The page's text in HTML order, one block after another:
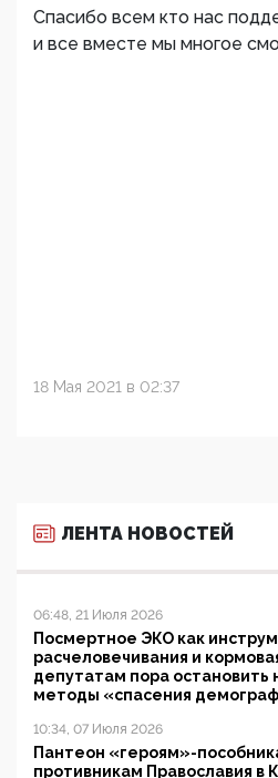
Спасибо всем кто нас
и все вместе мы многое
18 Мая 2021 в 02:37
ЛЕНТА НОВОСТЕЙ
06:48, 21 Июля 2026
Посмертное ЭКО как
расчеловечивания и
депутатам пора
методы «спасения
10:34, 07 Июля 2026
Пантеон «героям»-
противникам Православия в